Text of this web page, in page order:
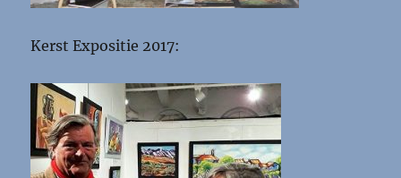
Kerst Expositie 2017: